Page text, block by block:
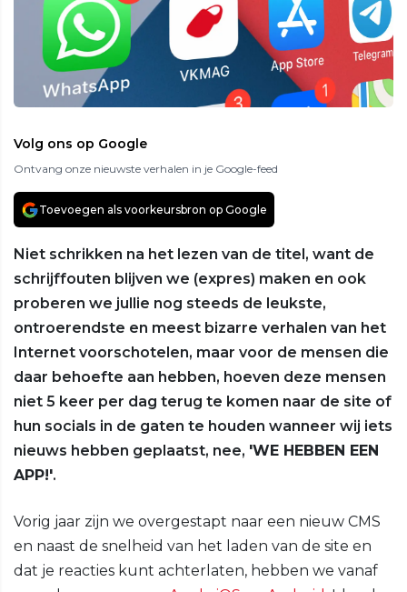
Volg ons op Google
Ontvang onze nieuwste verhalen in je Google-feed
Toevoegen als voorkeursbron op Google
Niet schrikken na het lezen van de titel, want de
schrijffouten blijven we (expres) maken en ook
proberen we jullie nog steeds de leukste,
ontroerendste en meest bizarre verhalen van het
Internet voorschotelen, maar voor de mensen die
daar behoefte aan hebben, hoeven deze mensen
niet 5 keer per dag terug te komen naar de site of
hun socials in de gaten te houden wanneer wij iets
nieuws hebben geplaatst, nee, 'WE HEBBEN EEN
APP!'.
Vorig jaar zijn we overgestapt naar een nieuw CMS
en naast de snelheid van het laden van de site en
dat je reacties kunt achterlaten, hebben we vanaf